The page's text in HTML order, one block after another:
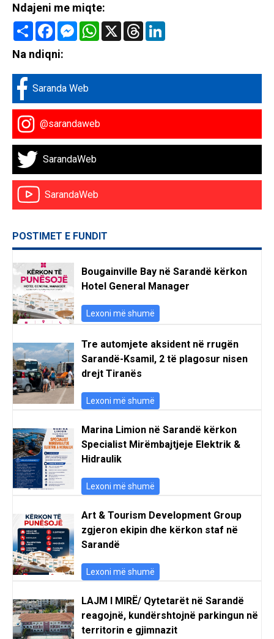
Ndajeni me miqte:
Share FacebookMessenger
WhatsApp
X Threads
Na ndiqni:
Saranda Web
@sarandaweb
SarandaWeb
SarandaWeb
POSTIMET E FUNDIT
Bougainville Bay në Sarandë kërkon
Hotel General Manager
Lexoni më shumë
Tre automjete aksident në rrugën
Sarandë-Ksamil, 2 të plagosur nisen
drejt Tiranës
Lexoni më shumë
Marina Limion në Sarandë kërkon
Specialist Mirëmbajtjeje Elektrik &
Hidraulik
Lexoni më shumë
Art & Tourism Development Group
zgjeron ekipin dhe kërkon staf në
Sarandë
Lexoni më shumë
LAJM I MIRË/ Qytetarët në Sarandë
reagojnë, kundërshtojnë parkingun në
territorin e gjimnazit